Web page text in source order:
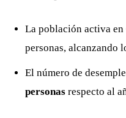
La población activa en
personas, alcanzando
El número de
personas respecto al